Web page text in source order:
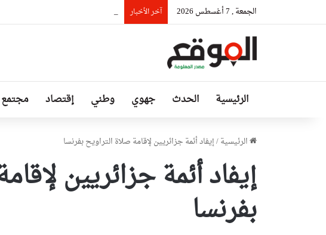
الجمعة , 7 أغسطس 2026 آخر الأخبار السيّد عطاف يستقبل من طرف رئيسة
الرئيسية الحدث جهوي وطني إقتصاد مجتمع
الرئيسية/إيفاد أئمة جزائريين لإقامة صلاة التراويح بفرنسا
إيفاد أئمة جزائريين
بفرنسا